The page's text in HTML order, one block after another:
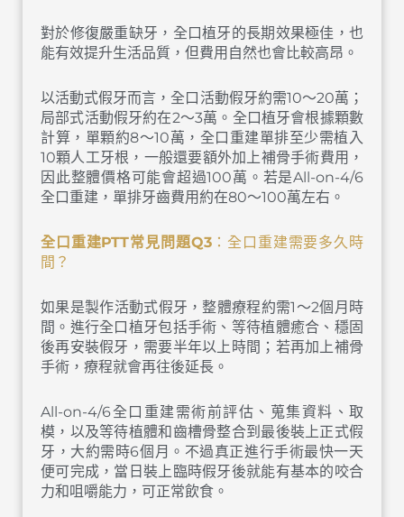
對於修復嚴重缺牙，全口植牙的長期效果極佳，也
能有效提升生活品質，但費用自然也會比較高昂。
以活動式假牙而言，全口活動假牙約需10～20萬；
局部式活動假牙約在2～3萬。全口植牙會根據顆數
計算，單顆約8～10萬，全口重建單排至少需植入
10顆人工牙根，一般還要額外加上補骨手術費用，
因此整體價格可能會超過100萬。若是All-on-4/6
全口重建，單排牙齒費用約在80～100萬左右。
全口重建PTT常見問題Q3：全口重建需要多久時
間？
如果是製作活動式假牙，整體療程約需1～2個月時
間。進行全口植牙包括手術、等待植體癒合、穩固
後再安裝假牙，需要半年以上時間；若再加上補骨
手術，療程就會再往後延長。
All-on-4/6全口重建需術前評估、蒐集資料、取
模，以及等待植體和齒槽骨整合到最後裝上正式假
牙，大約需時6個月。不過真正進行手術最快一天
便可完成，當日裝上臨時假牙後就能有基本的咬合
力和咀嚼能力，可正常飲食。